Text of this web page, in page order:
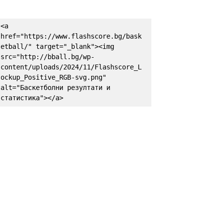
<a
href="https://www.flashscore.bg/bask
etball/" target="_blank"><img
src="http://bball.bg/wp-
content/uploads/2024/11/Flashscore_L
ockup_Positive_RGB-svg.png"
alt="Баскетболни резултати и
статистика"></a>